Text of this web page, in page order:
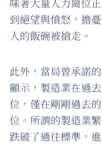
到絕望與憤怒，擔
人的飯碗被搶走。
此外，當局曾承諾
顯示，製造業在過
位，僅在剛剛過去
位。所謂的製造業
跌破了過往標準，